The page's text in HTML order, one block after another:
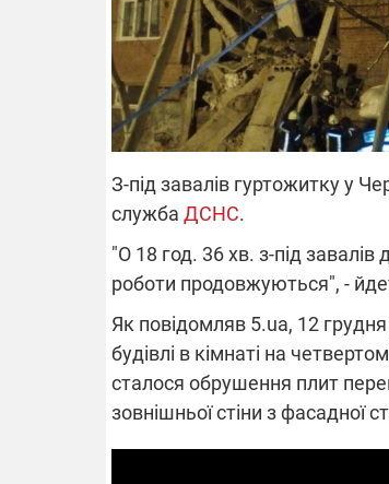
З-під завалів гуртожитку у
служба ДСНС.
"О 18 год. 36 хв. з-під
роботи продовжуються", -
Як повідомляв 5.ua, 12
будівлі в кімнаті на
сталося обрушення плит
зовнішньої стіни з фасадної